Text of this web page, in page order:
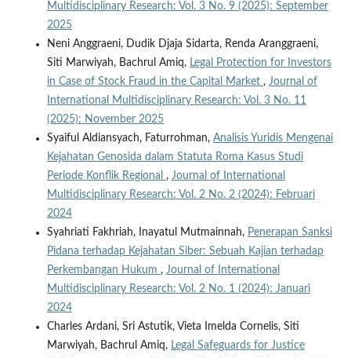
Multidisciplinary Research: Vol. 3 No. 9 (2025): September
2025
Neni Anggraeni, Dudik Djaja Sidarta, Renda Aranggraeni,
Siti Marwiyah, Bachrul Amiq, Legal Protection for Investors
in Case of Stock Fraud in the Capital Market , Journal of
International Multidisciplinary Research: Vol. 3 No. 11
(2025): November 2025
Syaiful Aldiansyach, Faturrohman, Analisis Yuridis Mengenai
Kejahatan Genosida dalam Statuta Roma Kasus Studi
Periode Konflik Regional , Journal of International
Multidisciplinary Research: Vol. 2 No. 2 (2024): Februari
2024
Syahriati Fakhriah, Inayatul Mutmainnah, Penerapan Sanksi
Pidana terhadap Kejahatan Siber: Sebuah Kajian terhadap
Perkembangan Hukum , Journal of International
Multidisciplinary Research: Vol. 2 No. 1 (2024): Januari
2024
Charles Ardani, Sri Astutik, Vieta Imelda Cornelis, Siti
Marwiyah, Bachrul Amiq, Legal Safeguards for Justice